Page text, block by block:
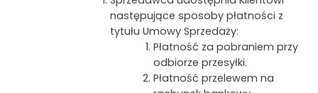
następujące sposoby płatności z
tytułu Umowy Sprzedaży:
Płatność za pobraniem przy
odbiorze przesyłki.
Płatność przelewem na